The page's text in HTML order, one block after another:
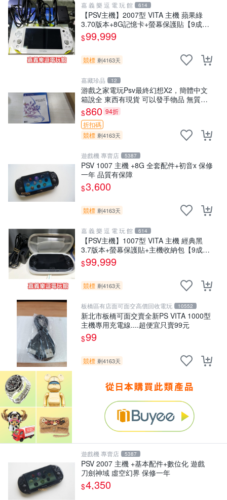
嘉 義 樂 逗 電 玩 館 614
【PSV主機】2007型 VITA 主機 蘋果綠
3.70版本+8G記憶卡+螢幕保護貼【9成
新】✪中古二手✪嘉義樂逗電玩館
$99,999
競標 剩4163天
嘉藏珍品 12
游戲之家電玩Psv最終幻想X2，簡體中文
箱說全 東西有現貨 可以發手物品 無質量
問題售不退不換
$860 94折
折扣碼
競標 剩4163天
遊戲機 專賣店 5387
PSV 1007 主機 +8G 全套配件+初音x 保修
一年 品質有保障
$3,600
競標 剩4163天
嘉 義 樂 逗 電 玩 館 614
【PSV主機】1007型 VITA 主機 經典黑
3.7版本+螢幕保護貼+主機收納包【9成
新】✪中古二手✪嘉義樂逗電玩館
$99,999
競標 剩4163天
板橋區有店面可面交高價回收電玩 10552
新北市板橋可面交賣全新PS VITA 1000型
主機專用充電線....超便宜只賣99元
$99
競標 剩4163天
遊戲機 專賣店 5387
PSV 2007 主機 +基本配件+數位化 遊戲
刀劍神域 虛空幻界 保修一年
$4,350